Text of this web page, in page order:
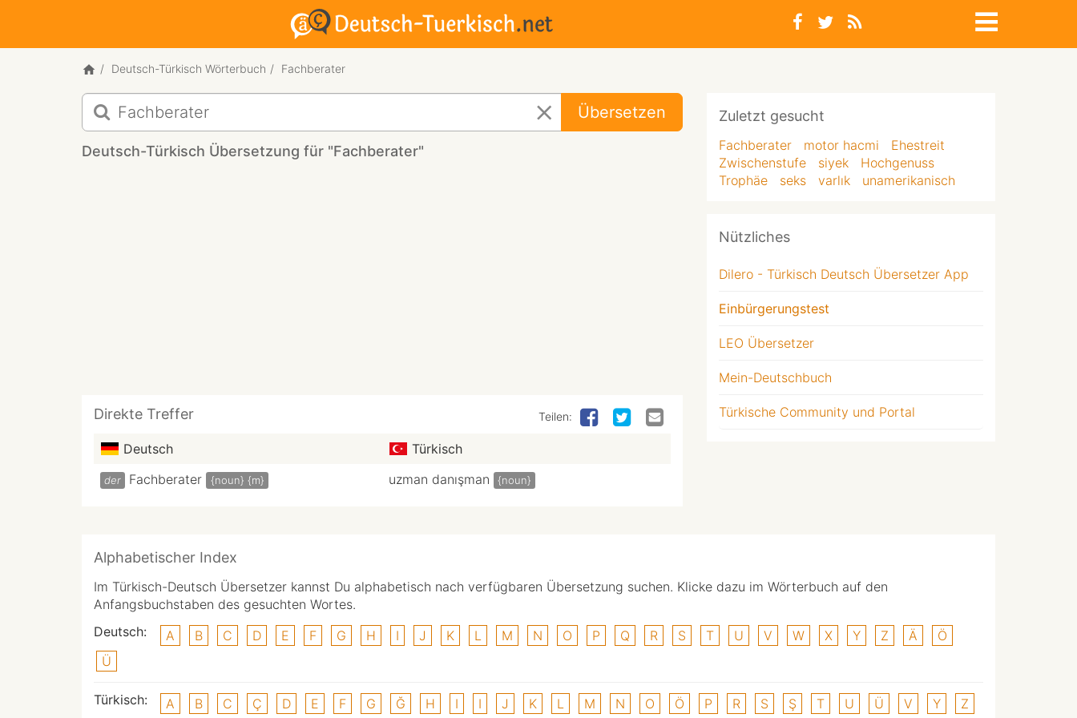
Deutsch-Türkisch Wörterbuch Fachberater
Deutsch-
Türkisch
Übersetzung
für
Übersetzen
Deutsch-Türkisch Übersetzung für "Fachberater"
Direkte Treffer Teilen:
Deutsch Türkisch
der Fachberater {noun} {m} uzman danışman {noun}
Zuletzt gesucht
Fachberater motor hacmi
Ehestreit
Zwischenstufe
siyek
Hochgenuss
Trophäe
seks varlık unamerikanisch
Nützliches
Dilero - Türkisch Deutsch Übersetzer App
Einbürgerungstest
LEO Übersetzer
Mein-Deutschbuch
Türkische Community und Portal
Alphabetischer Index
Im Türkisch-Deutsch Übersetzer kannst Du alphabetisch nach verfügbaren Übersetzung suchen. Klicke dazu im Wörterbuch auf den
Anfangsbuchstaben des gesuchten Wortes.
Deutsch:
A B C D E F G H I J K L M N O P Q R S T U V W X Y Z Ä
Ö
Ü
Türkisch: A B C Ç D E F G Ğ H I I J K L M N O Ö P R S Ş T U Ü V Y Z